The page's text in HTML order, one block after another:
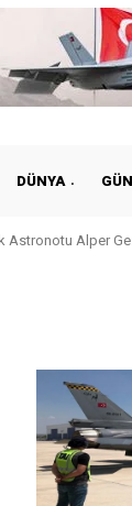
DÜNYA
Astronotu Alper